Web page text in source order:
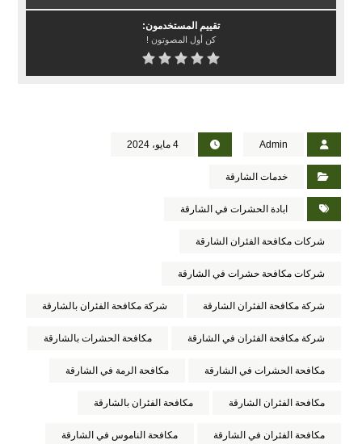
تقييم المستخدمون:
كن أول المصوتون !
Admin 4 مايو، 2024
خدمات الشارقة
ابادة الحشرات في الشارقة
شركات مكافحة الفئران الشارقة
شركات مكافحة حشرات في الشارقة
شركة مكافحة الفئران الشارقة شركة مكافحة الفئران بالشارقة
شركة مكافحة الفئران في الشارقة مكافحة الحشرات بالشارقة
مكافحة الحشرات في الشارقة مكافحة الرمة في الشارقة
مكافحة الفئران الشارقة مكافحة الفئران بالشارقة
مكافحة الفئران في الشارقة مكافحة الناموس في الشارقة